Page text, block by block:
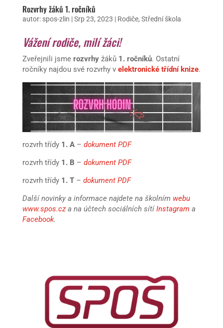
Rozvrhy žáků 1. ročníků
autor: spos-zlin |Srp 23, 2023 | Rodiče, Střední škola
Vážení rodiče, milí žáci!
Zveřejnili jsme rozvrhyžáků 1. ročníků. Ostatní
ročníky najdou své rozvrhy v elektronické třídní knize.
rozvrh třídy 1. A– dokument PDF
rozvrh třídy 1. B – dokument PDF
rozvrh třídy 1. T– dokument PDF
Další novinky a informace najdete na školním webu
www.spos.cza na účtech sociálních sítíInstagram a
Facebook.